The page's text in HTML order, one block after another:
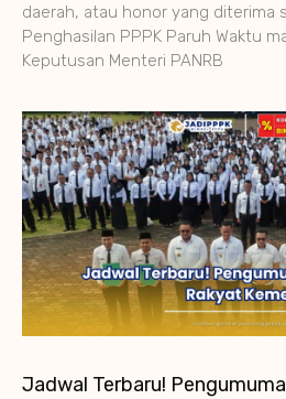
daerah, atau honor yang diterima
Penghasilan PPPK Paruh Waktu
Keputusan Menteri PANRB
Jadwal Terbaru!